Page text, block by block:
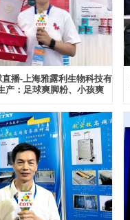
播-上海雅露利生物科技有
产：足球爽脚粉、小孩爽
眼霜等系列美容健康产
，欢迎大家光临！